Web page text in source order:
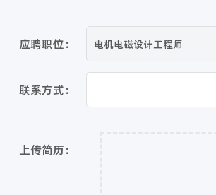
应聘职位：
联系方式：
上传简历：